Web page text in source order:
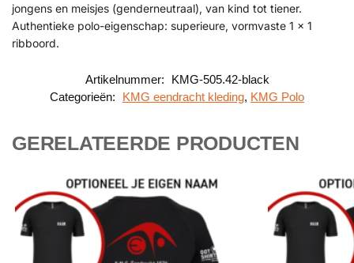
jongens en meisjes (genderneutraal), van kind tot tiener.
Authentieke polo-eigenschap: superieure, vormvaste 1 x 1
ribboord.
Artikelnummer:
KMG-505.42-black
Categorieën:
KMG eendracht kleding, KMG Polo
GERELATEERDE PRODUCTEN